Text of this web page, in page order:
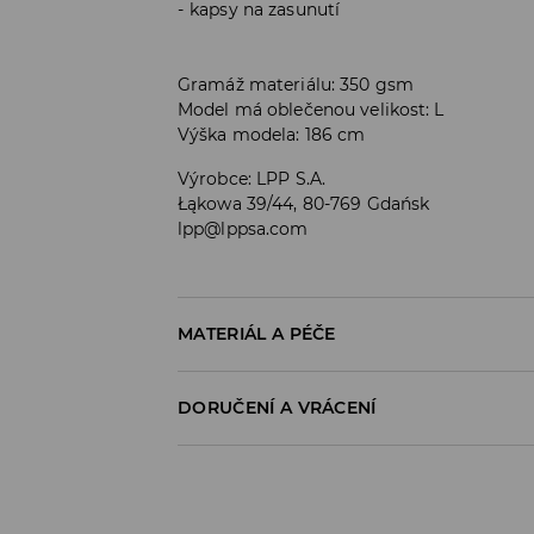
kapsy na zasunutí
Gramáž materiálu: 350 gsm
Model má oblečenou velikost: L
Výška modela: 186 cm
Výrobce: LPP S.A.
Łąkowa 39/44, 80-769 Gdańsk
lpp@lppsa.com
MATERIÁL A PÉČE
PRVNÍ MATERIÁL: 60% BAVLNA, 40%
VÝROBEK SE NESMÍ BĚLIT
DORUČENÍ A VRÁCENÍ